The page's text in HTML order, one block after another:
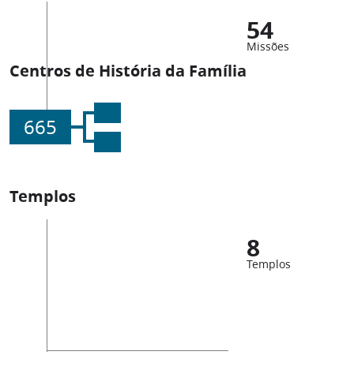
54
Missões
Centros de História da Família
665
Templos
8
Templos